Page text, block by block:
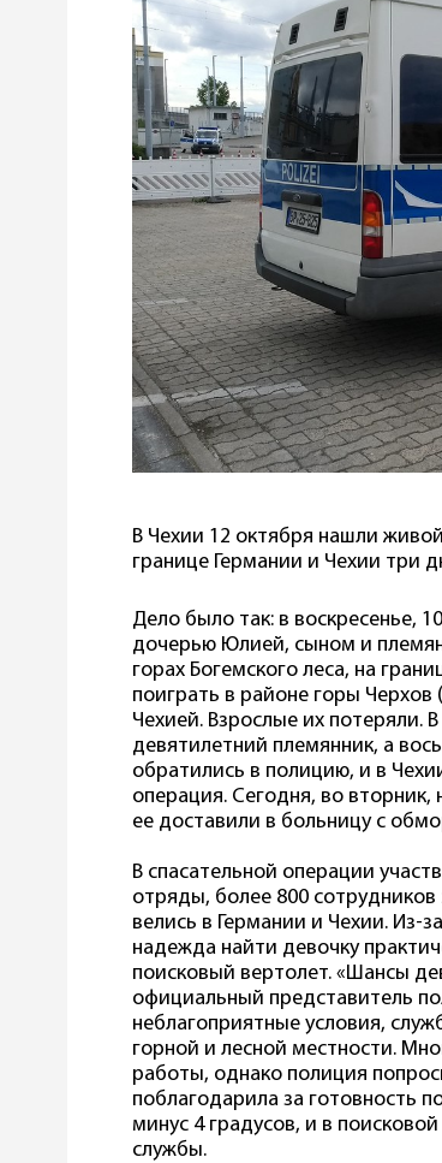
В Чехии 12 октября нашли
границе Германии и Чехии три
Дело было так: в воскресенье,
дочерью Юлией, сыном и
горах Богемского леса, на
поиграть в районе горы
Чехией. Взрослые их потеряли.
девятилетний племянник, а
обратились в полицию, и в
операция. Сегодня, во
ее доставили в больницу с
В спасательной операции
отряды, более 800 сотрудников
велись в Германии и Чехии. Из-
надежда найти девочку
поисковый вертолет. «Шансы
официальный представитель
неблагоприятные условия,
горной и лесной местности.
работы, однако полиция
поблагодарила за готовность
минус 4 градусов, и в
службы.